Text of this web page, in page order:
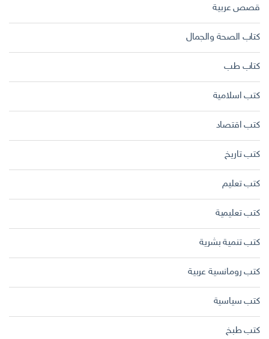
قصص عربية
كتاب الصحة والجمال
كتاب طب
كتب اسلامية
كتب اقتصاد
كتب تاريخ
كتب تعليم
كتب تعليمية
كتب تنمية بشرية
كتب رومانسية عربية
كتب سياسية
كتب طبخ